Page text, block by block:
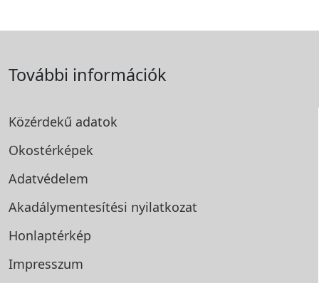
További információk
Közérdekű adatok
Okostérképek
Adatvédelem
Akadálymentesítési nyilatkozat
Honlaptérkép
Impresszum